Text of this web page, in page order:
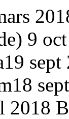
9
19
18
2018